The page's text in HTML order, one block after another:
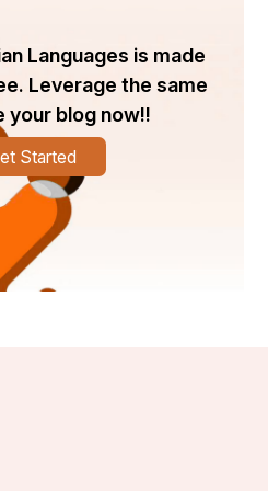
ପାଦ ପକାଇ ଚାଲିବାର
। ସୁକୁମାର ତନୁରେ
କରି କେବେଠୁଁ ପୌରୁଷତ୍ବର
ଆକାଶକୁ ଦେଖି ତୁଚ୍ଛା
ରାତି । କେଜାଣି କାହିଁକି
ରାଜ୍ୟରେ ମନଟା
। ଆଜି ସେ ସମୟର
ର ସାହାରାରେ କେବଳ
Languages is made
Leverage the same
your blog now!!
Started